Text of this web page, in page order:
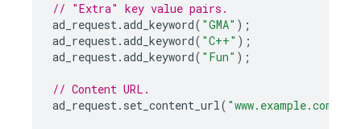
// "Extra" key value pairs.
ad_request.add_keyword( "GMA" );
ad_request.add_keyword( "C++" );
ad_request.add_keyword( "Fun" );
// Content URL.
ad_request. set_content_url( "www.example.com"